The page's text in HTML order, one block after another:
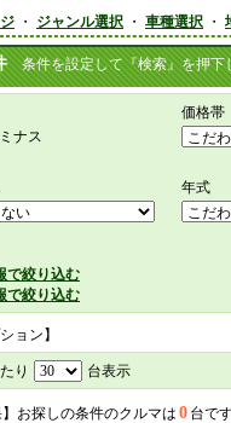
・ ジャンル選択 ・ 車種選択 ・
条件を設定して『検索』を押下
価格帯
ナス
年式
で絞り込む
で絞り込む
ョン】
り 台表示
】お探しの条件のクルマは 0 台です